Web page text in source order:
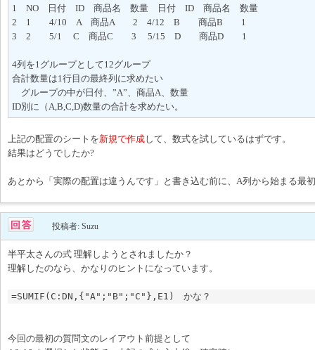
1 NO 日付 ID 商品名 数量 日付 ID 商品名 数量
2 1 4/10 A 商品A 2 4/12 B 商品B 1
3 2 5/1 C 商品C 3 5/15 D 商品D 1
4列を1グループとして12グループ
合計数量は1行目の最終列に求めたい
グループの中が日付、”A”、商品A、数量
ID別に（A,B,C,D)数量の合計を求めたい。
上記の配置のシートを新規で作成して、数式を試しているはずです。
結果はどうでしたか?
あとから「実際の配置は違うんです」と書き込む前に、A列から始まる最
投稿者: Suzu
半平太さんの式 理解しようとされましたか？
理解したのなら、かなりのヒントになっています。
=SUMIF(C:DN,{"A";"B";"C"},E1)　かな？
今回の最初の質問文のレイアウト前提として